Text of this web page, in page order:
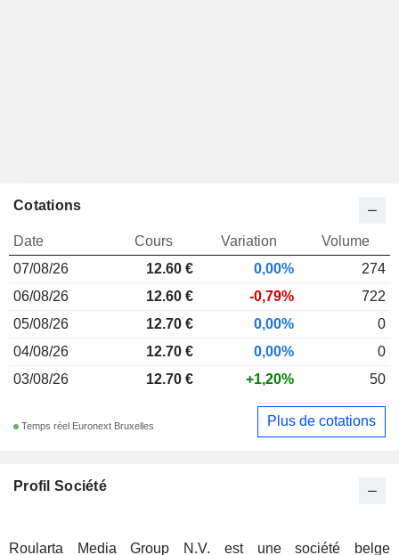
Profil Société
Roularta Media Group N.V. est une société belge
Cotations
Date Cours Variation
Volume
07/08/26
12.60 € 0,00%
274
06/08/26
12.60 € -0,79%
722
05/08/26
12.70 € 0,00%
0
04/08/26
12.70 € 0,00%
0
03/08/26
12.70 € +1,20% 50
Temps réel Euronext Bruxelles Plus de cotations